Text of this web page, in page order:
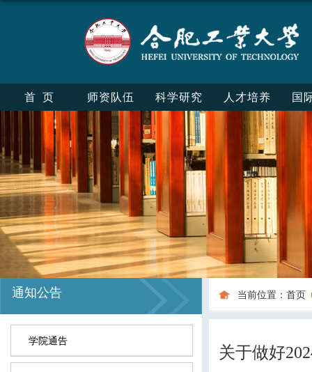
首页 师资队伍 科学研究 人才培养 国
通知公告
学院通告
当前位置： 首页
关于做好